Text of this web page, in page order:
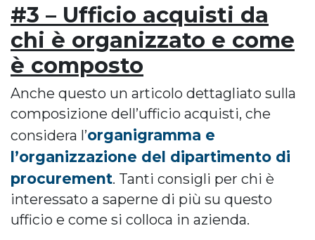
#3 – Ufficio acquisti da
chi è organizzato e come
è composto
Anche questo un articolo dettagliato sulla
composizione dell’ufficio acquisti, che
considera l’organigramma e
l’organizzazione del dipartimento di
procurement. Tanti consigli per chi è
interessato a saperne di più su questo
ufficio e come si colloca in azienda.